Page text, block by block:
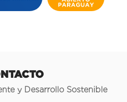
y Desarrollo Sostenible